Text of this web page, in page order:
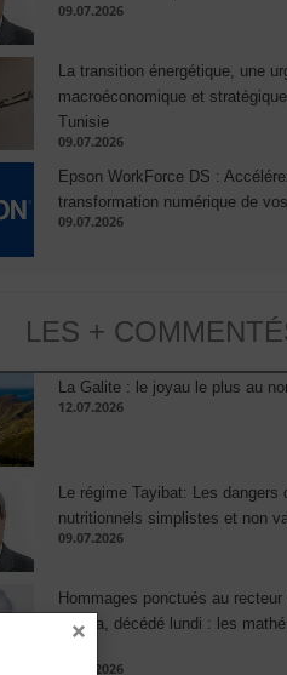
09.07.2026
La transition énergétique, une
macroéconomique et
Tunisie
09.07.2026
Epson WorkForce DS :
transformation numérique de
09.07.2026
LES +
La Galite : le joyau le plus au
12.07.2026
Le régime Tayibat: Les dangers
nutritionnels simplistes et non
09.07.2026
Hommages ponctués au recteur
Amara, décédé lundi : les
03.08.2026